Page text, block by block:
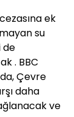
ek
su
de
. BBC
Çevre
daha
ve